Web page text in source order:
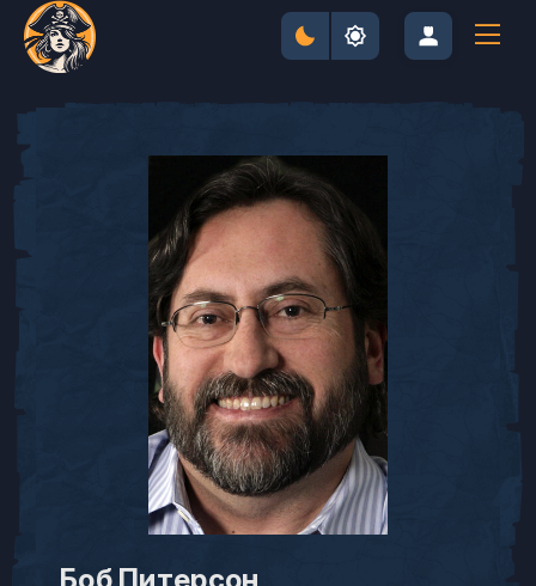
Боб Питерсон